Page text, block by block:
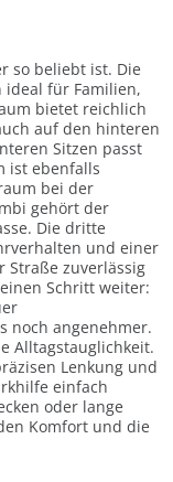
so beliebt ist. Die
ideal für Familien,
bietet reichlich
auf den hinteren
Sitzen passt
ist ebenfalls
bei der
gehört der
Die dritte
und einer
Straße zuverlässig
Schritt weiter:
noch angenehmer.
Alltagstauglichkeit.
Lenkung und
einfach
oder lange
Komfort und die